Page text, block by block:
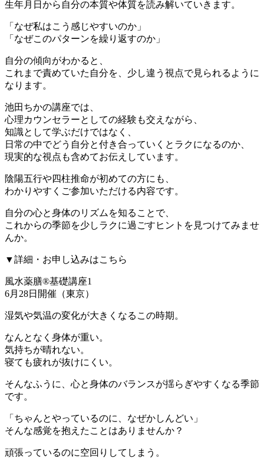
生年月日から自分の本質や体質を読み解いていきます。
「なぜ私はこう感じやすいのか」
「なぜこのパターンを繰り返すのか」
自分の傾向がわかると、
これまで責めていた自分を、少し違う視点で見られるように
なります。
池田ちかの講座では、
心理カウンセラーとしての経験も交えながら、
知識として学ぶだけではなく、
日常の中でどう自分と付き合っていくとラクになるのか、
現実的な視点も含めてお伝えしています。
陰陽五行や四柱推命が初めての方にも、
わかりやすくご参加いただける内容です。
自分の心と身体のリズムを知ることで、
これからの季節を少しラクに過ごすヒントを見つけてみませ
んか。
▼詳細・お申し込みはこちら
風水薬膳®︎基礎講座1
6月28日開催（東京）
湿気や気温の変化が大きくなるこの時期。
なんとなく身体が重い。
気持ちが晴れない。
寝ても疲れが抜けにくい。
そんなふうに、心と身体のバランスが揺らぎやすくなる季節
です。
「ちゃんとやっているのに、なぜかしんどい」
そんな感覚を抱えたことはありませんか？
頑張っているのに空回りしてしまう。